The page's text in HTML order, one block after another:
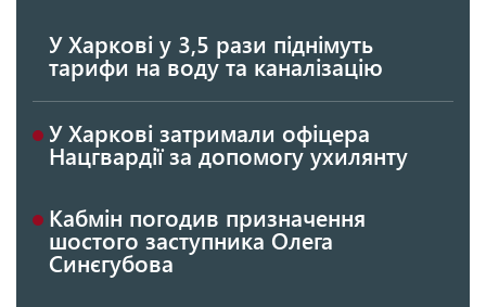
У Харкові у 3,5 рази піднімуть
тарифи на воду та каналізацію
У Харкові затримали офіцера
Нацгвардії за допомогу ухилянту
Кабмін погодив призначення
шостого заступника Олега
Синєгубова